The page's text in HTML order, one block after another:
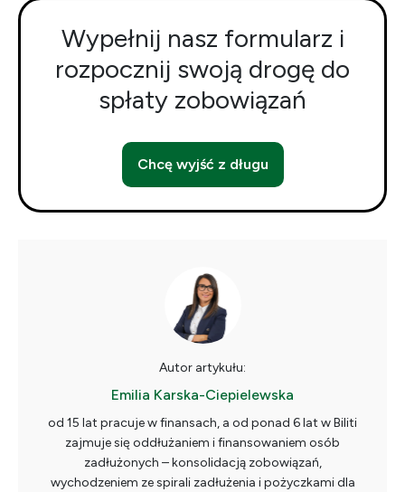
Wypełnij nasz formularz i
rozpocznij swoją drogę do
spłaty zobowiązań
Chcę wyjść z długu
Autor artykułu:
Emilia Karska-Ciepielewska
od 15 lat pracuje w finansach, a od ponad 6 lat w Biliti
zajmuje się oddłużaniem i finansowaniem osób
zadłużonych – konsolidacją zobowiązań,
wychodzeniem ze spirali zadłużenia i pożyczkami dla